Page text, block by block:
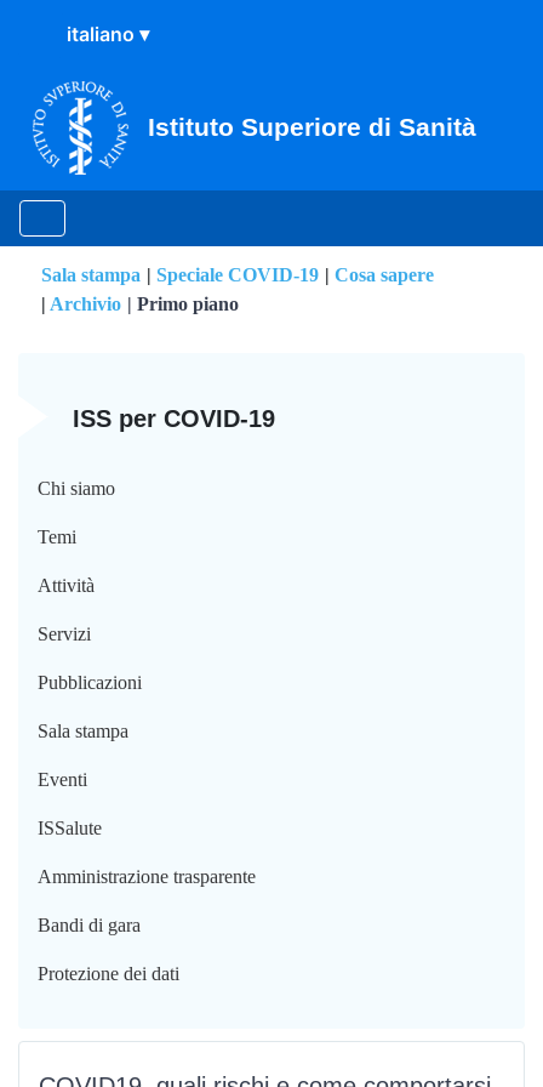
Istituto Superiore di Sanità
Sala stampa Speciale COVID-19 Cosa sapere
Archivio Primo piano
ISS per COVID-19
Chi siamo
Temi
Attività
Servizi
Pubblicazioni
Sala stampa
Eventi
ISSalute
Amministrazione trasparente
Bandi di gara
Protezione dei dati